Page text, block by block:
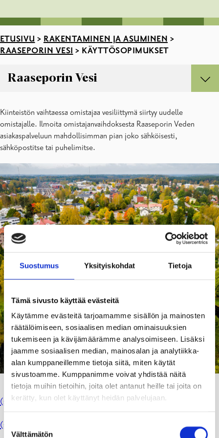
Suostumus Yksityiskohdat Tietoja
Tämä sivusto käyttää evästeitä
Käytämme evästeitä tarjoamamme sisällön ja mainosten
räätälöimiseen, sosiaalisen median ominaisuuksien
tukemiseen ja kävijämäärämme analysoimiseen. Lisäksi
jaamme sosiaalisen median, mainosalan ja analytiikka-
alan kumppaneillemme tietoja siitä, miten käytät
sivustoamme. Kumppanimme voivat yhdistää näitä
tietoja muihin tietoihin, joita olet antanut heille tai joita on
kerätty, kun olet käyttänyt heidän palvelujaan.
Suostumuksen
valinta
Välttämätön
ETUSIVU > RAKENTAMINEN JA ASUMINEN >
RAASEPORIN VESI > KÄYTTÖSOPIMUKSET
Raaseporin Vesi
Käyttösopimukset
Laskutus
Liittymä vesi- ja viemäriverkkoon
Toimintahäiriöt ja suunnitellut työt
Vedenlaatu ja puhdistustulokset
Vesimittarilukema ja vesimittarin vaihto
Yhteystiedot, Raaseporin Vesi
Vesimaksuasema
Kiinteistön vaihtaessa omistajaa vesiliittymä siirtyy uudelle
omistajalle. Ilmoita omistajanvaihdoksesta Raaseporin Veden
asiakaspalveluun mahdollisimman pian joko sähköisesti,
sähköpostitse tai puhelimitse.
Tee uusi sopimus
(sähköinen lomake)
irtisano sopimus
(sähköinen lomake)